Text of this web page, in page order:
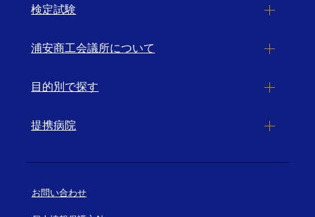
検定試験
浦安商工会議所について
目的別で探す
提携病院
お問い合わせ